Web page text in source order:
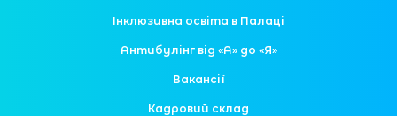
Інклюзивна освіта в Палаці
Антибулінг від «А» до «Я»
Вакансії
Кадровий склад